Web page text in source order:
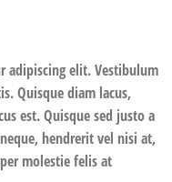
adipiscing elit. Vestibulum
Quisque diam lacus,
est. Quisque sed justo a
hendrerit vel nisi at,
molestie felis at